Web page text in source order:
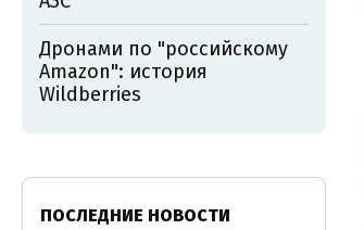
Дронами по "российскому
Amazon": история
Wildberries
ПОСЛЕДНИЕ НОВОСТИ